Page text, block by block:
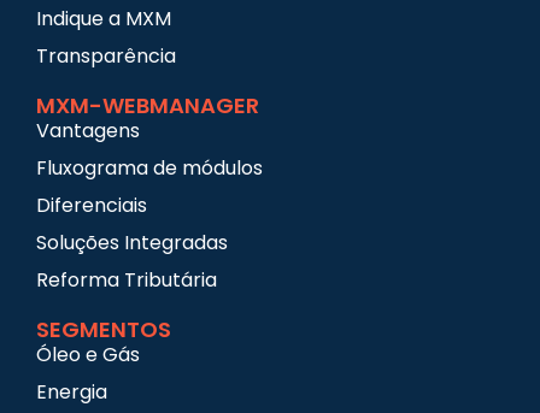
Indique a MXM
Transparência
MXM-WEBMANAGER
Vantagens
Fluxograma de módulos
Diferenciais
Soluções Integradas
Reforma Tributária
SEGMENTOS
Óleo e Gás
Energia